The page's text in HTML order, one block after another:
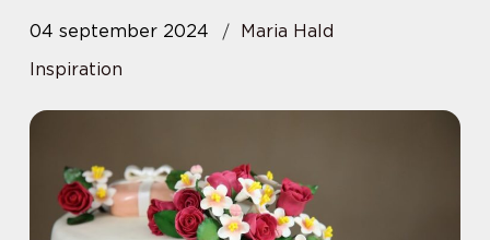
04 september 2024
Maria Hald
Inspiration